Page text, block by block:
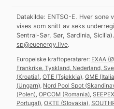
Datakilde: ENTSO-E. Hver sone
vises som snitt av seks
Sentral-Sør, Sør, Sardinia, Sicilia).
sp@euenergy.live.
Europeiske kraftoperatører: EXAA (
Frankrike, Tyskland, Nederland,
(Kroatia), OTE (Tsjekkia), GME (Italia
(Ungarn), Nord Pool Spot (
(Polen), OPCOM (Romania), SEEPEX
Portugal), OKTE (Slovakia),